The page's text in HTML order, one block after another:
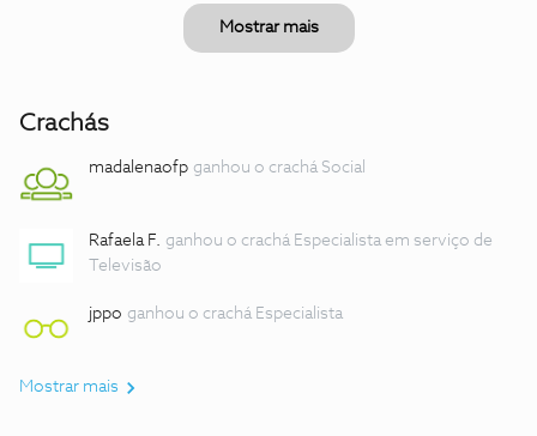
Mostrar mais
Crachás
madalenaofp ganhou o crachá Social
Rafaela F. ganhou o crachá Especialista em serviço de
Televisão
jppo ganhou o crachá Especialista
Mostrar mais